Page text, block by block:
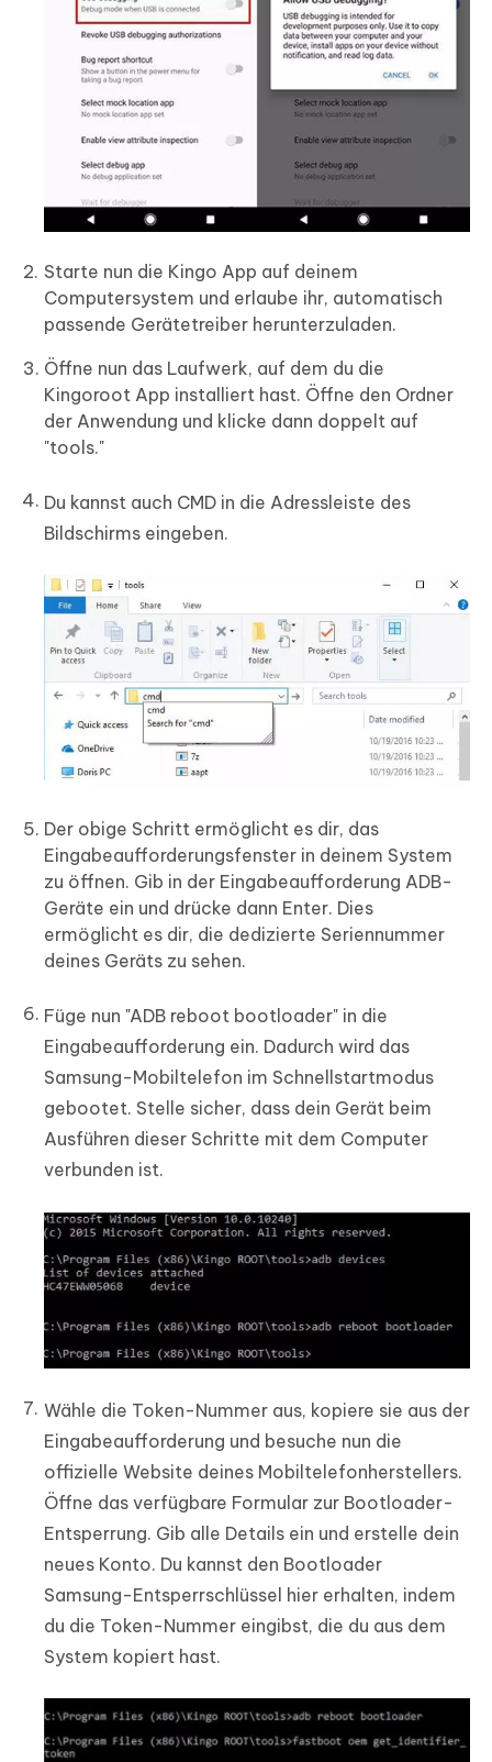
Starte nun die Kingo App auf deinem
Computersystem und erlaube ihr, automatisch
passende Gerätetreiber herunterzuladen.
Öffne nun das Laufwerk, auf dem du die
Kingoroot App installiert hast. Öffne den Ordner
der Anwendung und klicke dann doppelt auf
"tools."
Du kannst auch CMD in die Adressleiste des
Bildschirms eingeben.
Der obige Schritt ermöglicht es dir, das
Eingabeaufforderungsfenster in deinem System
zu öffnen. Gib in der Eingabeaufforderung ADB-
Geräte ein und drücke dann Enter. Dies
ermöglicht es dir, die dedizierte Seriennummer
deines Geräts zu sehen.
Füge nun "ADB reboot bootloader" in die
Eingabeaufforderung ein. Dadurch wird das
Samsung-Mobiltelefon im Schnellstartmodus
gebootet. Stelle sicher, dass dein Gerät beim
Ausführen dieser Schritte mit dem Computer
verbunden ist.
Wähle die Token-Nummer aus, kopiere sie aus der
Eingabeaufforderung und besuche nun die
offizielle Website deines Mobiltelefonherstellers.
Öffne das verfügbare Formular zur Bootloader-
Entsperrung. Gib alle Details ein und erstelle dein
neues Konto. Du kannst den Bootloader
Samsung-Entsperrschlüssel hier erhalten, indem
du die Token-Nummer eingibst, die du aus dem
System kopiert hast.